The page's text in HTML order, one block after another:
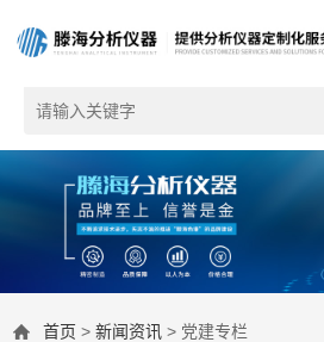
首页 >新闻资讯 > 党建专栏